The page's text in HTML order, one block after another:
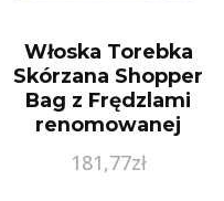
Włoska Torebka
Skórzana Shopper
Bag z Frędzlami
renomowanej
Zielona (kolory)
181,77zł